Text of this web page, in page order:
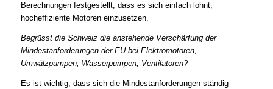
Berechnungen festgestellt, dass es sich einfach lohnt,
hocheffiziente Motoren einzusetzen.
Begrüsst die Schweiz die anstehende Verschärfung der
Mindestanforderungen der EU bei Elektromotoren,
Umwälzpumpen, Wasserpumpen, Ventilatoren?
Es ist wichtig, dass sich die Mindestanforderungen ständig